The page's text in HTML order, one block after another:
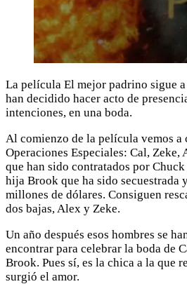
La película El mejor padrino sigue
han decidido hacer acto de
intenciones, en una boda.
Al comienzo de la película vemos a
Operaciones Especiales: Cal, Zeke,
que han sido contratados por Chuck
hija Brook que ha sido
millones de dólares. Consiguen
dos bajas, Alex y Zeke.
Un año después esos hombres se
encontrar para celebrar la boda de
Brook. Pues sí, es la chica a la que
surgió el amor.